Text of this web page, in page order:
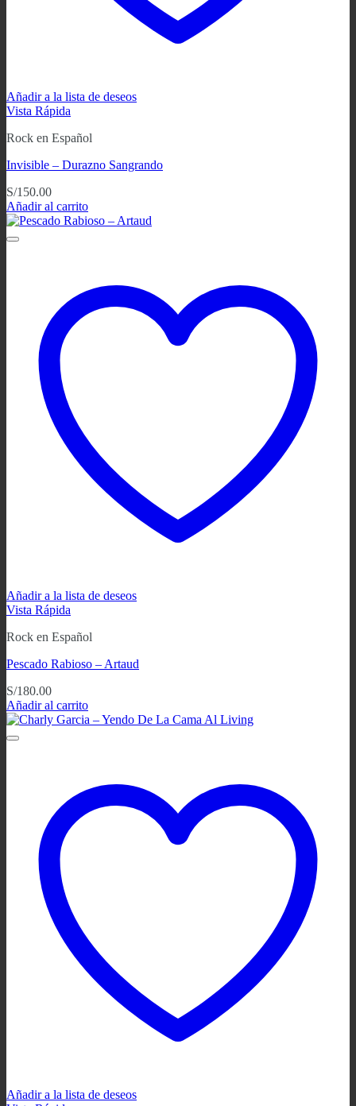
Añadir a la lista de deseos
Vista Rápida
Rock en Español
Invisible – Durazno Sangrando
S/150.00
Añadir al carrito
Añadir a la lista de deseos
Vista Rápida
Rock en Español
Pescado Rabioso ‎– Artaud
S/180.00
Añadir al carrito
Añadir a la lista de deseos